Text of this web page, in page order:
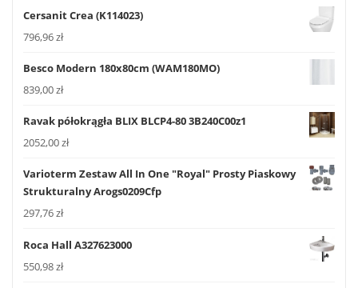
Cersanit Crea (K114023)
796,96zł
Besco Modern 180x80cm (WAM180MO)
839,00zł
Ravak półokrągła BLIX BLCP4-80 3B240C00z1
2052,00zł
Varioterm Zestaw All In One "Royal" Prosty Piaskowy
Strukturalny Arogs0209Cfp
297,76zł
Roca Hall A327623000
550,98zł